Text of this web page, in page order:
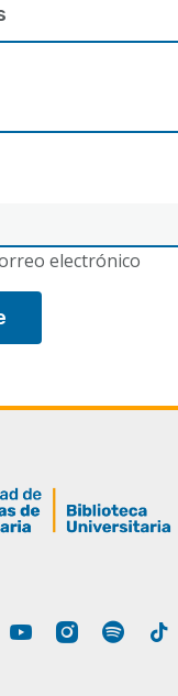
electrónico
YouTubeInstagram
Spotify